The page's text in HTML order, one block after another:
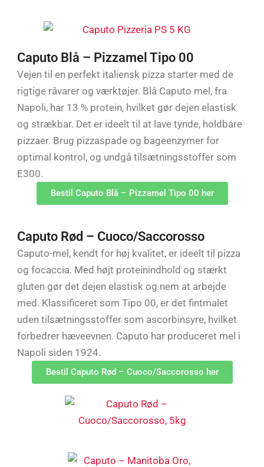
Caputo Blå – Pizzamel Tipo 00
Vejen til en perfekt italiensk pizza starter med de
rigtige råvarer og værktøjer. Blå Caputo mel, fra
Napoli, har 13 % protein, hvilket gør dejen elastisk
og strækbar. Det er ideelt til at lave tynde, holdbare
pizzaer. Brug pizzaspade og bageenzymer for
optimal kontrol, og undgå tilsætningsstoffer som
E300.
Bestil Caputo Blå – Pizzamel Tipo 00 her
Caputo Rød – Cuoco/Saccorosso
Caputo-mel, kendt for høj kvalitet, er ideelt til pizza
og focaccia. Med højt proteinindhold og stærkt
gluten gør det dejen elastisk og nem at arbejde
med. Klassificeret som Tipo 00, er det fintmalet
uden tilsætningsstoffer som ascorbinsyre, hvilket
forbedrer hæveevnen. Caputo har produceret mel i
Napoli siden 1924.
Bestil Caputo Rød – Cuoco/Saccorosso her